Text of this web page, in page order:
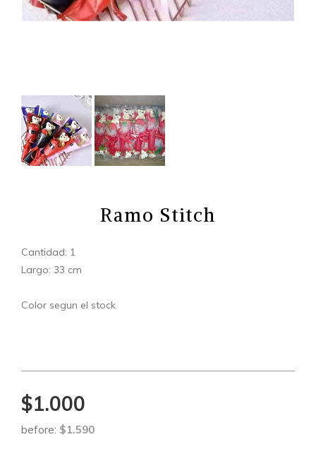
Ramo Stitch
Cantidad: 1
Largo: 33 cm
Color segun el stock
$1.000
before: $1.590